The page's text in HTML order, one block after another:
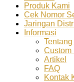
Produk Kami
Cek Nomor
Jaringan
Informasi
Custom
Artikel
FAQ
Kontak